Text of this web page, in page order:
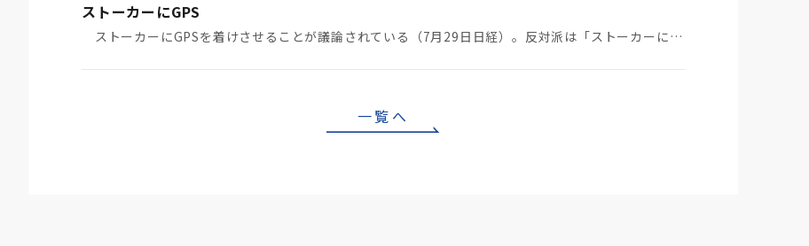
ストーカーにGPS
ストーカーにGPSを着けさせることが議論されている（7月29日日経）。反対派は「ストーカーにも人権…
一覧へ